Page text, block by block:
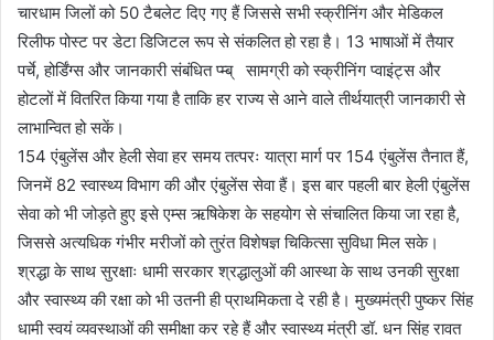
चारधाम जिलों को 50 टैबलेट दिए गए हैं जिससे सभी स्क्रीनिंग और मेडिकल
रिलीफ पोस्ट पर डेटा डिजिटल रूप से संकलित हो रहा है। 13 भाषाओं में तैयार
पर्चे, होर्डिंग्स और जानकारी संबंधित प्म्ब् सामग्री को स्क्रीनिंग प्वाइंट्स और
होटलों में वितरित किया गया है ताकि हर राज्य से आने वाले तीर्थयात्री जानकारी से
लाभान्वित हो सकें।
154 एंबुलेंस और हेली सेवा हर समय तत्परः यात्रा मार्ग पर 154 एंबुलेंस तैनात हैं,
जिनमें 82 स्वास्थ्य विभाग की और एंबुलेंस सेवा हैं। इस बार पहली बार हेली एंबुलेंस
सेवा को भी जोड़ते हुए इसे एम्स ऋषिकेश के सहयोग से संचालित किया जा रहा है,
जिससे अत्यधिक गंभीर मरीजों को तुरंत विशेषज्ञ चिकित्सा सुविधा मिल सके।
श्रद्धा के साथ सुरक्षाः धामी सरकार श्रद्धालुओं की आस्था के साथ उनकी सुरक्षा
और स्वास्थ्य की रक्षा को भी उतनी ही प्राथमिकता दे रही है। मुख्यमंत्री पुष्कर सिंह
धामी स्वयं व्यवस्थाओं की समीक्षा कर रहे हैं और स्वास्थ्य मंत्री डॉ. धन सिंह रावत